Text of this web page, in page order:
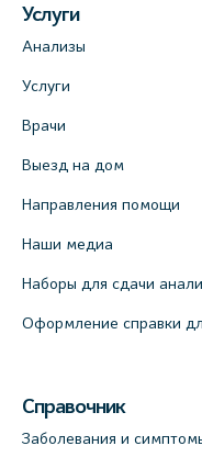
(официальный
+7 (812) 660-73-69
12к2
+7 (812) 660-73-69
На карте
пр., 62к3
Услуги
Анализы
Услуги
Врачи
Выезд на дом
Направления помощи
Наши медиа
Наборы для сдачи
Оформление справки
Справочник
Заболевания и